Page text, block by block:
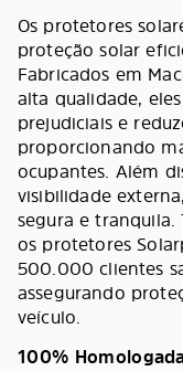
Os protetores
proteção solar
Fabricados em
alta qualidade,
prejudiciais e
proporcionando
ocupantes. Além
visibilidade
segura e tranquila.
os protetores
500.000 clientes
assegurando
veículo.
100%